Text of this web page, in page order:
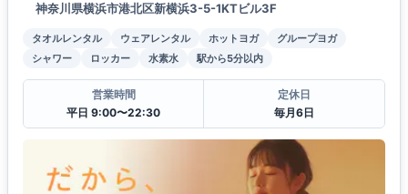
神奈川県横浜市港北区新横浜3-5-1KTビル3F
タオルレンタル ウェアレンタル ホットヨガ
グループヨガ
シャワー
ロッカー 水素水 駅から5分以内
営業時間
平日 9:00〜22:30
定休日
毎月6日